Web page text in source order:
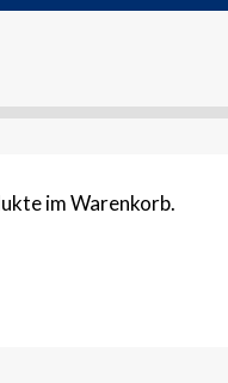
im Warenkorb.